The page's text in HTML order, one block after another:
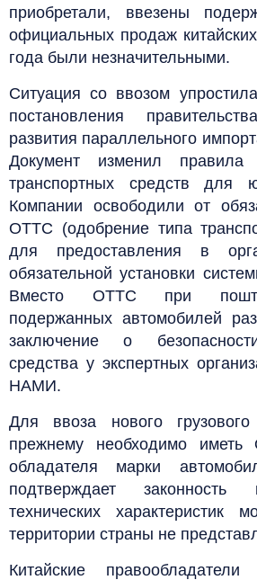
приобретали, ввезены
официальных продаж
года были незначительными.
Ситуация со ввозом
постановления
развития параллельного
Документ изменил правила
транспортных средств для
Компании освободили от
ОТТС (одобрение типа
для предоставления в
обязательной установки
Вместо ОТТС при
подержанных автомобилей
заключение о
средства у экспертных
НАМИ.
Для ввоза нового
прежнему необходимо
обладателя марки
подтверждает законность
технических характеристик
территории страны не
Китайские